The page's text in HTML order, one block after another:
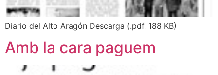
Diario del Alto Aragón Descarga (.pdf, 188 KB)
Amb la cara paguem